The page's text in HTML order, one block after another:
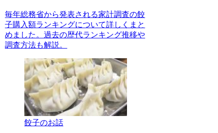
毎年総務省から発表される家計調査の餃
子購入額ランキングについて詳しくまと
めました。過去の歴代ランキング推移や
調査方法も解説。
餃子のお話